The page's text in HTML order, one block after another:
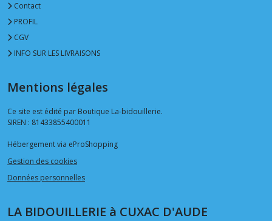
Contact
PROFIL
CGV
INFO SUR LES LIVRAISONS
Mentions légales
Ce site est édité par Boutique La-bidouillerie.
SIREN : 81433855400011
Hébergement via eProShopping
Gestion des cookies
Données personnelles
LA BIDOUILLERIE à CUXAC D'AUDE